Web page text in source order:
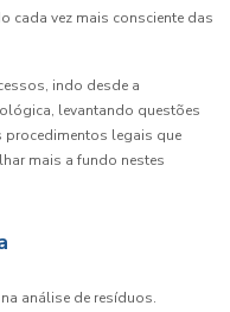
cada vez mais consciente das
indo desde a
levantando questões
procedimentos legais que
mais a fundo nestes
análise de resíduos.